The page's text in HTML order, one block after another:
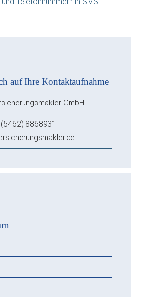
auf Ihre Kontaktaufnahme
GmbH
8868931